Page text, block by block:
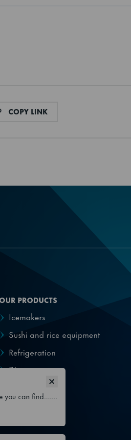
506 l
3 GWP
0.07 kg
861800549
E-MAIL
COPY LINKCOPY LINK
PRODUCTS
Icemakers
Sushi and rice equipment
Refrigeration
Dispensers
you can find.......